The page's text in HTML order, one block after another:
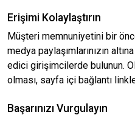
Erişimi Kolaylaştırın
Müşteri memnuniyetini bir
medya paylaşımlarınızın
edici girişimcilerde bulunun.
olması, sayfa içi bağlantı
Başarınızı Vurgulayın